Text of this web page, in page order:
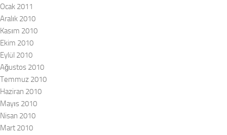
Ocak 2011
Aralık 2010
Kasım 2010
Ekim 2010
Eylül 2010
Ağustos 2010
Temmuz 2010
Haziran 2010
Mayıs 2010
Nisan 2010
Mart 2010